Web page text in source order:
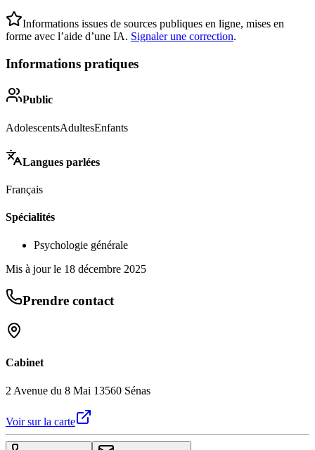
Informations issues de sources publiques en ligne, mises en
forme avec l’aide d’une IA. Signaler une correction.
Informations pratiques
Public
AdolescentsAdultesEnfants
Langues parlées
Français
Spécialités
Psychologie générale
Mis à jour le 18 décembre 2025
Prendre contact
Cabinet
2 Avenue du 8 Mai 13560 Sénas
Voir sur la carte